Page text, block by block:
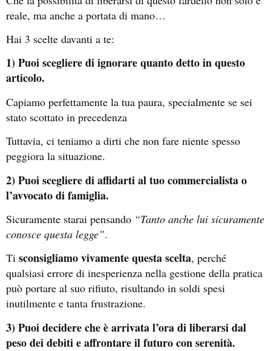
reale, ma anche a portata di mano…
Hai 3 scelte davanti a te:
1) Puoi scegliere di ignorare quanto detto in questo
articolo.
Capiamo perfettamente la tua paura, specialmente se sei
stato scottato in precedenza
Tuttavia, ci teniamo a dirti che non fare niente spesso
peggiora la situazione.
2) Puoi scegliere di affidarti al tuo commercialista o
l’avvocato di famiglia.
Sicuramente starai pensando “Tanto anche lui sicuramente
conosce questa legge”.
Ti sconsigliamo vivamente questa scelta, perché
qualsiasi errore di inesperienza nella gestione della pratica
può portare al suo rifiuto, risultando in soldi spesi
inutilmente e tanta frustrazione.
3) Puoi decidere che è arrivata l’ora di liberarsi dal
peso dei debiti e affrontare il futuro con serenità.